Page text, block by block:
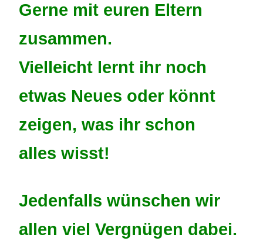
Gerne mit euren Eltern
zusam­men.
Vielleicht lernt ihr noch
etwas Neues oder könnt
zeigen, was ihr schon
alles wisst!
Jeden­falls wünschen wir
allen viel Vergnü­gen dabei.